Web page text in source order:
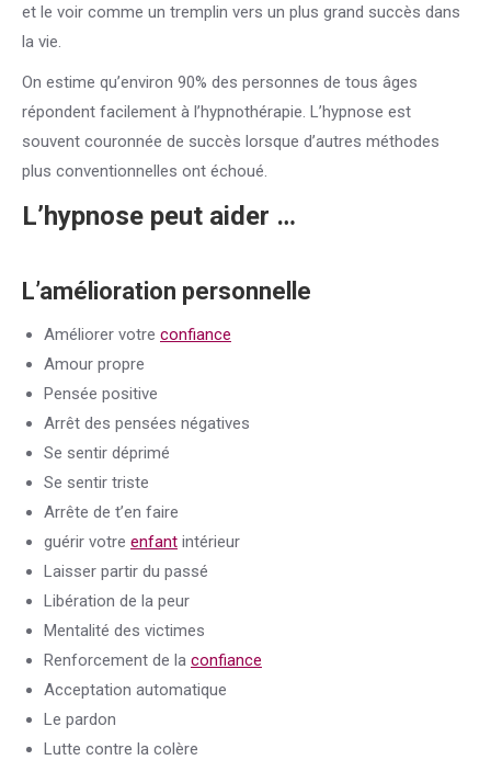
et le voir comme un tremplin vers un plus grand succès dans
la vie.
On estime qu’environ 90% des personnes de tous âges
répondent facilement à l’hypnothérapie. L’hypnose est
souvent couronnée de succès lorsque d’autres méthodes
plus conventionnelles ont échoué.
L’hypnose peut aider …
L’amélioration personnelle
Améliorer votre confiance
Amour propre
Pensée positive
Arrêt des pensées négatives
Se sentir déprimé
Se sentir triste
Arrête de t’en faire
guérir votre enfant intérieur
Laisser partir du passé
Libération de la peur
Mentalité des victimes
Renforcement de la confiance
Acceptation automatique
Le pardon
Lutte contre la colère